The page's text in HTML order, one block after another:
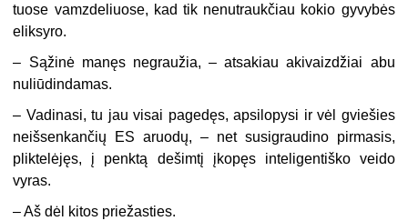
tuose vamzdeliuose, kad tik nenutraukčiau kokio gyvybės
eliksyro.
– Sąžinė manęs negraužia, – atsakiau akivaizdžiai abu
nuliūdindamas.
– Vadinasi, tu jau visai pagedęs, apsilopysi ir vėl gviešies
neišsenkančių ES aruodų, – net susigraudino pirmasis,
pliktelėjęs, į penktą dešimtį įkopęs inteligentiško veido
vyras.
– Aš dėl kitos priežasties.